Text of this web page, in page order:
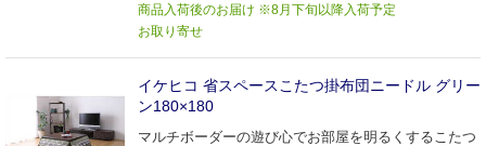
商品入荷後のお届け ※8月下旬以降入荷予定
お取り寄せ
イケヒコ 省スペースこたつ掛布団ニードル グリー
ン180×180
マルチボーダーの遊び心でお部屋を明るくするこたつ